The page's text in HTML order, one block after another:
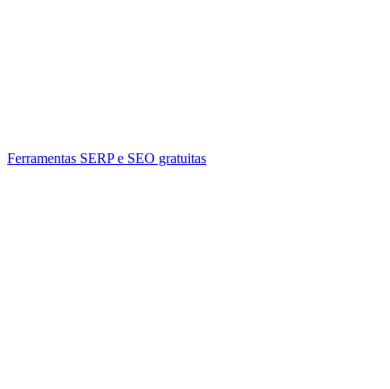
Ferramentas SERP e SEO gratuitas